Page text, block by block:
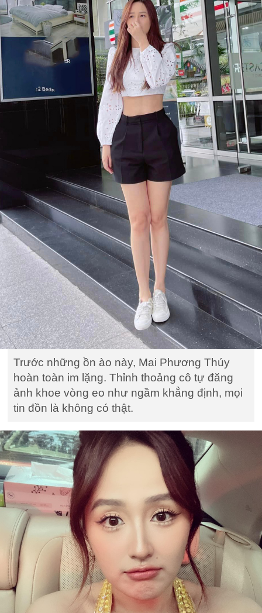
Trước những ồn ào này, Mai Phương Thúy
hoàn toàn im lặng. Thỉnh thoảng cô tự đăng
ảnh khoe vòng eo như ngầm khẳng định, mọi
tin đồn là không có thật.